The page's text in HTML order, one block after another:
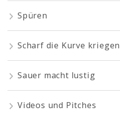
Spüren
Scharf die Kurve kriegen
Sauer macht lustig
Videos und Pitches